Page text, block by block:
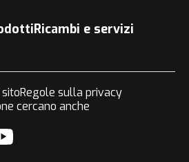
Ricambi e servizi
Regole sulla privacy
cercano anche